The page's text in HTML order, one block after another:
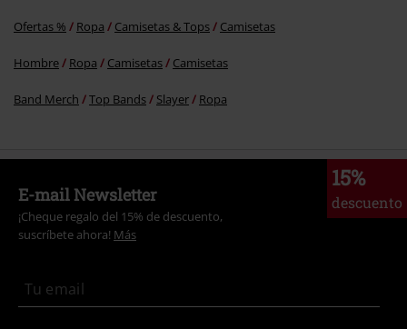
Ofertas % Ropa Camisetas & Tops Camisetas
Hombre Ropa Camisetas Camisetas
Band Merch Top Bands Slayer Ropa
15%
descuento
E-mail Newsletter
¡Cheque regalo del 15% de descuento,
suscríbete ahora! Más